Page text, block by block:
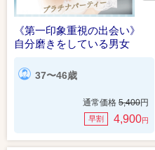
《第一印象重視の出会い》
自分磨きをしている男女
37〜46歳
通常価格 5,400円
早割 4,900円